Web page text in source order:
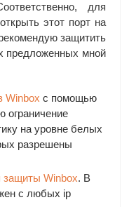
для
этот порт на
защитить
предложенных мной
Winbox с помощью
ограничение
на уровне белых
разрешены
защиты Winbox. В
с любых ip